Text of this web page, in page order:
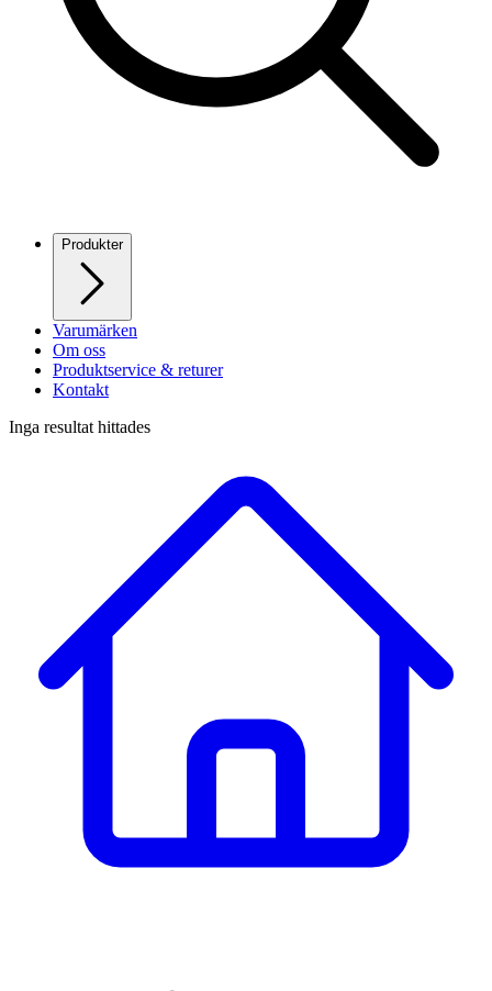
Produkter
Varumärken
Om oss
Produktservice & returer
Kontakt
Inga resultat hittades